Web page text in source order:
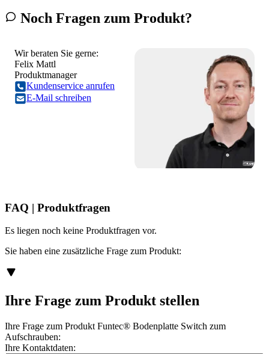
Noch Fragen zum Produkt?
Wir beraten Sie gerne:
Felix Mattl
Produktmanager
Kundenservice anrufen
E-Mail schreiben
FAQ | Produktfragen
Es liegen noch keine Produktfragen vor.
Sie haben eine zusätzliche Frage zum Produkt:
Ihre Frage zum Produkt stellen
Ihre Frage zum Produkt Funtec® Bodenplatte Switch zum
Aufschrauben:
Ihre Kontaktdaten: